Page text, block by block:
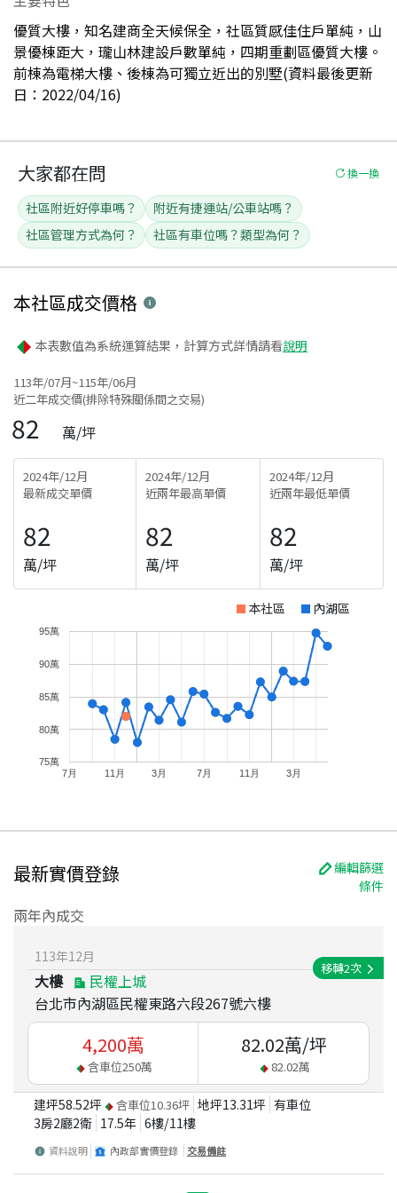
優質大樓，知名建商全天候保全，社區質感佳住戶單純，山
景優棟距大，瓏山林建設戶數單純，四期重劃區優質大樓。
前棟為電梯大樓、後棟為可獨立近出的別墅(資料最後更新
日：2022/04/16)
大家都在問 換一換
社區附近好停車嗎？
附近有捷運站/公車站嗎？
社區管理方式為何？
社區有車位嗎？類型為何？
本社區成交價格
本表數值為系統運算結果，計算方式詳情請看說明
113年/07月~115年/06月
近二年成交價(排除特殊關係間之交易)
82 萬/坪
2024年/12月
最新成交單價
82
萬/坪
2024年/12月
近兩年最高單價
82
萬/坪
2024年/12月
近兩年最低單價
82
萬/坪
本社區 內湖區
7月 11月 3月 7月 11月 3月
75萬
80萬
85萬
90萬
95萬
最新實價登錄
編輯篩選
條件
兩年內成交
113年12月
大樓
民權上城
台北市內湖區民權東路六段267號六樓
移轉2次
4,200萬
含車位250萬
82.02萬/坪
82.02萬
建坪58.52坪 含車位10.36坪 地坪13.31坪 有車位
3房2廳2衛 17.5年 6樓/11樓
資料說明 內政部實價登錄 交易備註